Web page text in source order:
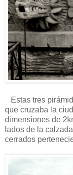
Estas tres
que cruzaba la
dimensiones de
lados de la
cerrados